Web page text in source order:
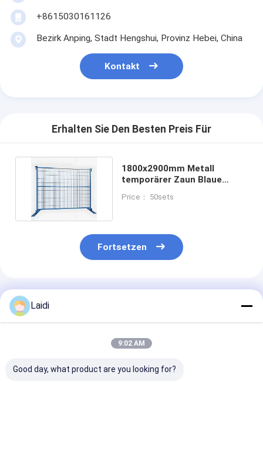
+8615030161126
Bezirk Anping, Stadt Hengshui, Provinz Hebei, China
Kontakt
Erhalten Sie Den Besten Preis Für
1800x2900mm Metall
temporärer Zaun Blaue
Price： 50sets
Fortsetzen
Empfohlene Produkte
Laidi
9:02 AM
Good day, what product are you looking for?